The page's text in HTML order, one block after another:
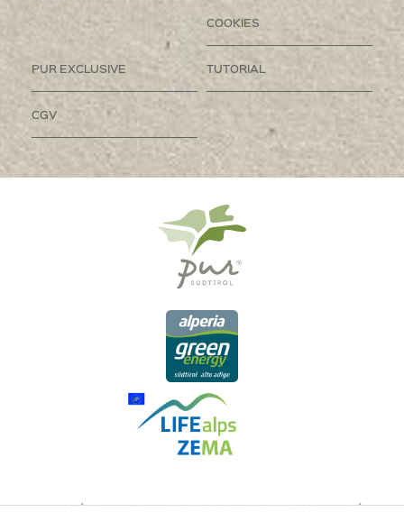
COOKIES
PUR EXCLUSIVE TUTORIAL
CGV